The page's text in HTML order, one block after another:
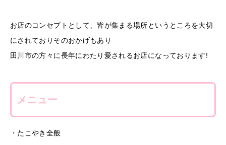
お店のコンセプトとして、皆が集まる場所というところを大切
にされておりそのおかげもあり
田川市の方々に長年にわたり愛されるお店になっております!
メニュー
・たこやき全般